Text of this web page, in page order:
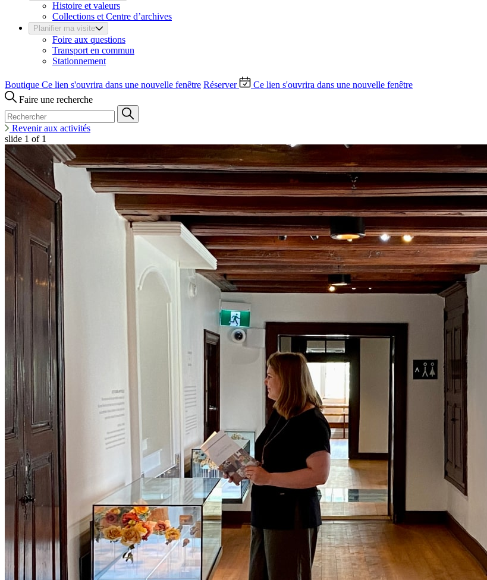
Histoire et valeurs
Collections et Centre d’archives
Planifier ma visite
Foire aux questions
Transport en commun
Stationnement
Boutique Ce lien s'ouvrira dans une nouvelle fenêtre Réserver
Ce lien s'ouvrira dans une nouvelle fenêtre
Faire une recherche
Revenir aux activités
slide 1 of 1